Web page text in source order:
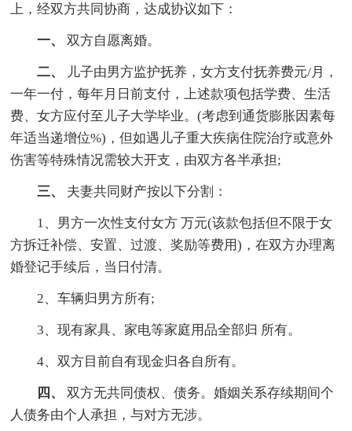
上，经双方共同协商，达成协议如下：
一、 双方自愿离婚。
二、
儿子由男方监护抚养，女方支付抚养费元/月，
一年一付，每年月日前支付，上述款项包括学费、生活
费、女方应付至儿子大学毕业。(考虑到通货膨胀因素每
年适当递增位%)，但如遇儿子重大疾病住院治疗或意外
伤害等特殊情况需较大开支，由双方各半承担;
三、 夫妻共同财产按以下分割：
1、男方一次性支付女方 万元(该款包括但不限于女
方拆迁补偿、安置、过渡、奖励等费用)，在双方办理离
婚登记手续后，当日付清。
2、车辆归男方所有;
3、现有家具、家电等家庭用品全部归 所有。
4、双方目前自有现金归各自所有。
四、
双方无共同债权、债务。婚姻关系存续期间个
人债务由个人承担，与对方无涉。